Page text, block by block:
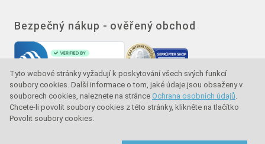
Tyto webové stránky vyžadují k poskytování všech svých funkcí
soubory cookies. Další informace o tom, jaké údaje jsou obsaženy v
souborech cookies, naleznete na stránce Ochrana osobních údajů.
Chcete-li povolit soubory cookies z této stránky, klikněte na tlačítko
Povolit soubory cookies.
Bezpečný nákup - ověřený obchod
Značka kvality - ochrana kupujícího - ochrana